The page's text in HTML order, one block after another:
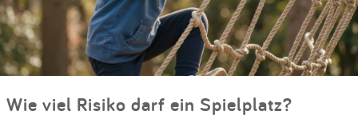
Wie viel Risiko darf ein Spielplatz?